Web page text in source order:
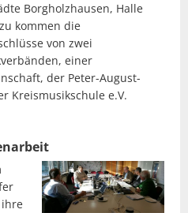
Borgholzhausen, Halle
kommen die
von zwei
einer
der Peter-August-
Kreismusikschule e.V.
ihre